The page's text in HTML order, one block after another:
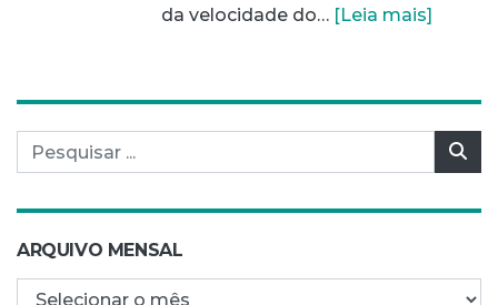
da velocidade do… [Leia mais]
Pesquisar por:
ARQUIVO MENSAL
Arquivo mensal